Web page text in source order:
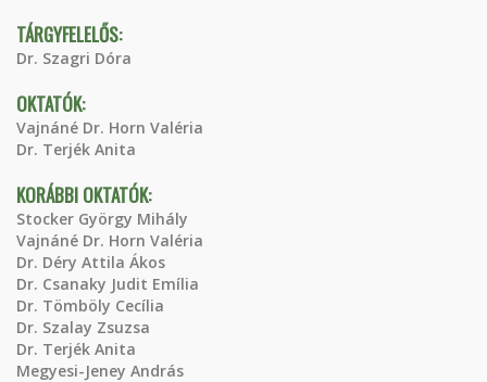
TÁRGYFELELŐS:
Dr. Szagri Dóra
OKTATÓK:
Vajnáné Dr. Horn Valéria
Dr. Terjék Anita
KORÁBBI OKTATÓK:
Stocker György Mihály
Vajnáné Dr. Horn Valéria
Dr. Déry Attila Ákos
Dr. Csanaky Judit Emília
Dr. Tömböly Cecília
Dr. Szalay Zsuzsa
Dr. Terjék Anita
Megyesi-Jeney András